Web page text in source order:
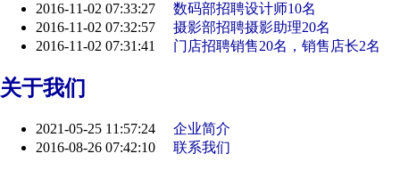
2016-11-02 07:33:27
数码部招聘设计师10名
2016-11-02 07:32:57
摄影部招聘摄影助理20名
2016-11-02 07:31:41
门店招聘销售20名，销售店长2名
关于我们
2021-05-25 11:57:24
企业简介
2016-08-26 07:42:10
联系我们